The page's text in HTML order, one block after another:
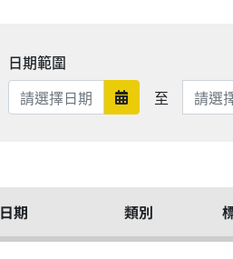
日期範圍
日期範圍開始
至 日期
日期 類別